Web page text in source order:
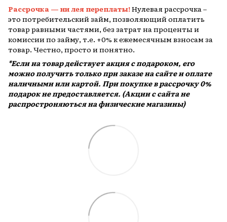
Рассрочка — ни лея переплаты!Нулевая рассрочка –
это потребительский займ, позволяющий оплатить
товар равными частями, без затрат на проценты и
комиссии по займу, т.е. +0% к ежемесячным взносам за
товар. Честно, просто и понятно.
*Если на товар действует акция с подароком, его
можно получить только при заказе на сайте и оплате
наличными или картой. При покупке в рассрочку 0%
подарок не предоставляется. (Акции с сайта не
распростроняються на физические магазины)